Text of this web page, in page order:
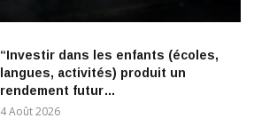
“Investir dans les enfants (écoles,
langues, activités) produit un
rendement futur…
4 Août 2026